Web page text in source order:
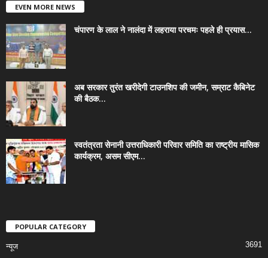
EVEN MORE NEWS
चंपारण के लाल ने नालंदा में लहराया परचमः पहले ही प्रयास...
अब सरकार तुरंत खरीदेगी टाउनशिप की जमीन, सम्राट कैबिनेट
की बैठक...
स्वतंत्रता सेनानी उत्तराधिकारी परिवार समिति का राष्ट्रीय मासिक
कार्यक्रम, असम सीएम...
POPULAR CATEGORY
न्यूज 3691